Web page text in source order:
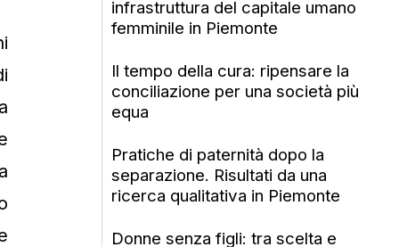
infrastruttura del capitale umano
femminile in Piemonte
Il tempo della cura: ripensare la
conciliazione per una società più
equa
Pratiche di paternità dopo la
separazione. Risultati da una
ricerca qualitativa in Piemonte
Donne senza figli: tra scelta e